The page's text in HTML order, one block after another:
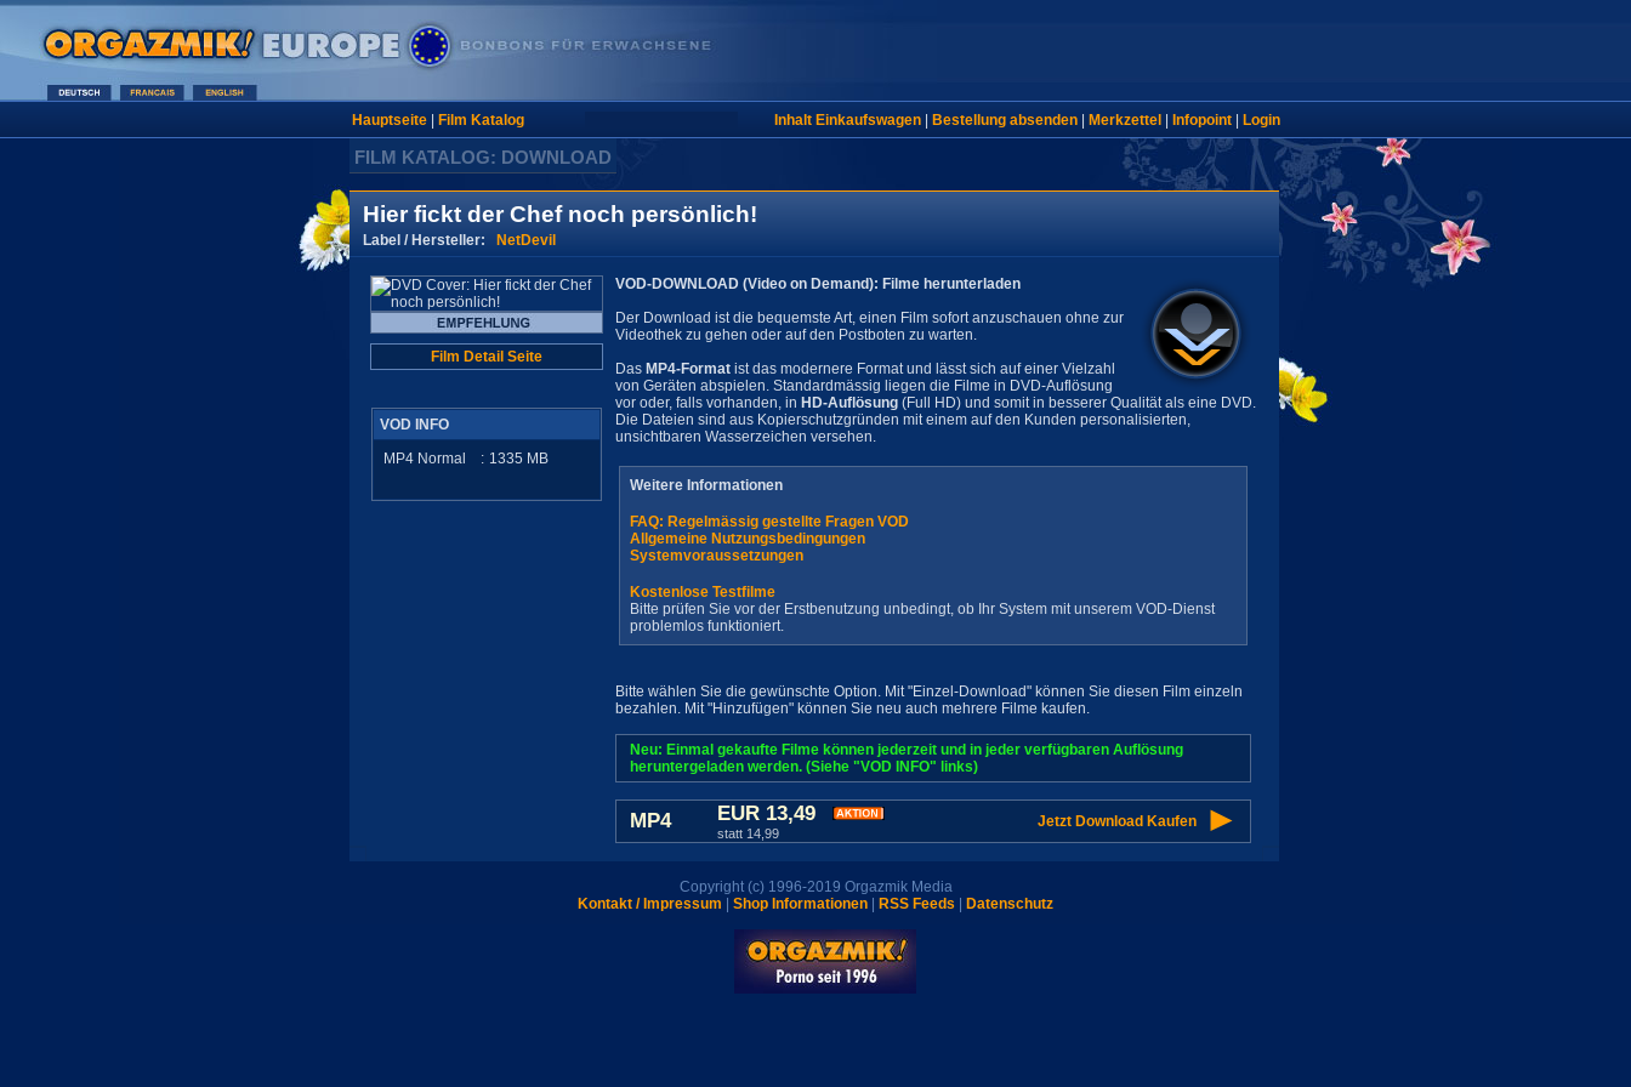
Hauptseite| Film Katalog Inhalt Einkaufswagen| Bestellung absenden| Merkzettel Infopoint| Login
FILM KATALOG: DOWNLOAD
Hier fickt der Chef noch persönlich!
Label / Hersteller: NetDevil
Film Detail Seite
VOD INFO
MP4 Normal
: 1335 MB
VOD-DOWNLOAD (Video on Demand): Filme herunterladen
Der Download ist die bequemste Art, einen Film sofort anzuschauen ohne zur
Videothek zu gehen oder auf den Postboten zu warten.
Das MP4-Format ist das modernere Format und lässt sich auf einer Vielzahl
von Geräten abspielen. Standardmässig liegen die Filme in DVD-Auflösung
vor oder, falls vorhanden, in HD-Auflösung (Full HD) und somit in besserer Qualität als eine DVD.
Die Dateien sind aus Kopierschutzgründen mit einem auf den Kunden personalisierten,
unsichtbaren Wasserzeichen versehen.
Weitere Informationen
FAQ: Regelmässig gestellte Fragen VOD
Allgemeine Nutzungsbedingungen
Systemvoraussetzungen
Kostenlose Testfilme
Bitte prüfen Sie vor der Erstbenutzung unbedingt, ob Ihr System mit unserem VOD-Dienst
problemlos funktioniert.
Bitte wählen Sie die gewünschte Option. Mit "Einzel-Download" können Sie diesen Film einzeln
bezahlen. Mit "Hinzufügen" können Sie neu auch mehrere Filme kaufen.
Neu: Einmal gekaufte Filme können jederzeit und in jeder verfügbaren Auflösung
heruntergeladen werden. (Siehe "VOD INFO" links)
MP4 EUR 13,49
statt 14,99
Jetzt Download Kaufen
Copyright (c) 1996-2019 Orgazmik Media
Kontakt / Impressum
Shop Informationen RSS Feeds Datenschutz